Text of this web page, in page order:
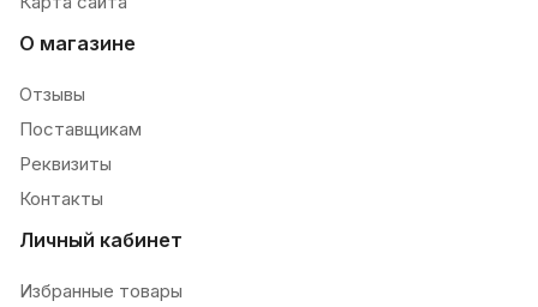
О магазине
Отзывы
Поставщикам
Реквизиты
Контакты
Личный кабинет
Избранные товары